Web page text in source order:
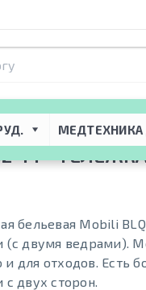
МЕДТЕХНИКА
14 -
бельевая Mobili
двумя ведрами).
и для отходов. Есть
двух сторон.